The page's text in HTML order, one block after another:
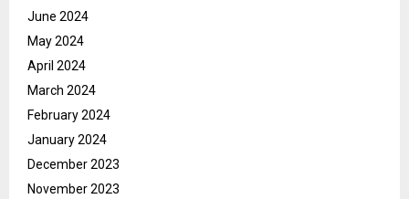
June 2024
May 2024
April 2024
March 2024
February 2024
January 2024
December 2023
November 2023